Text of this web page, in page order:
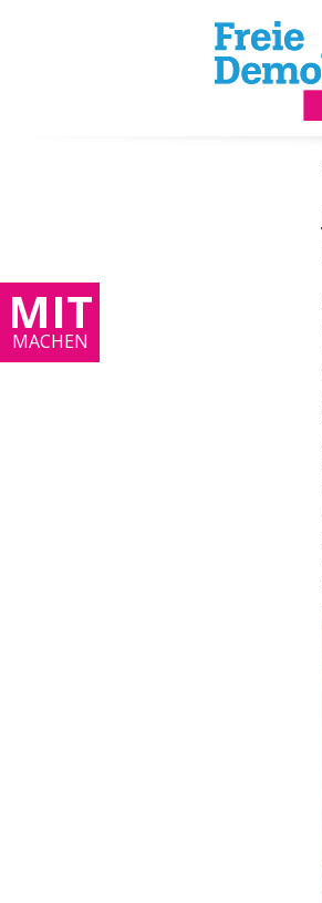
MIT
MACHEN